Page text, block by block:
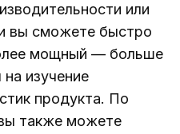
или
вы сможете быстро
мощный — больше
изучение
продукта. По
также можете